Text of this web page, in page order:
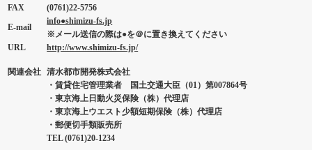
FAX
(0761)22-5756
E-mail
info●shimizu-fs.jp
※メール送信の際は●を＠に置き換えてください
URL
http://www.shimizu-fs.jp/
関連会社 清水都市開発株式会社
・賃貸住宅管理業者 国土交通大臣（01）第007864号
・東京海上日動火災保険（株）代理店
・東京海上ウエスト少額短期保険（株）代理店
・郵便切手類販売所
TEL (0761)20-1234